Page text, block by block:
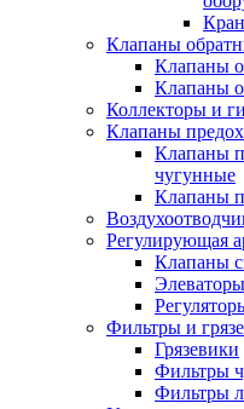
Клапаны
Клапаны
Клапаны
Коллекторы и
Клапаны
Клапаны
чугунные
Клапаны
Регулирующая
Клапаны
Фильтры и
Грязевики
Фильтры
Фильтры